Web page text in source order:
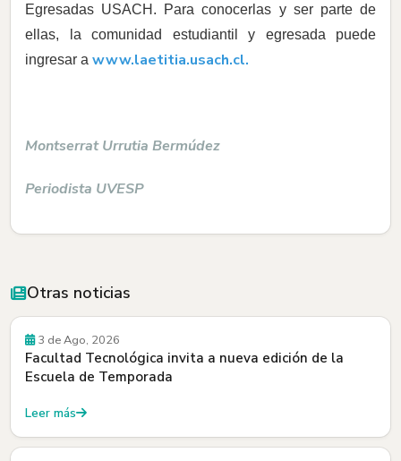
Egresadas USACH. Para conocerlas y ser parte de
ellas, la comunidad estudiantil y egresada puede
ingresar a www.laetitia.usach.cl.
Montserrat Urrutia Bermúdez
Periodista UVESP
Otras noticias
Convocatorias
3 de Ago, 2026
Facultad Tecnológica invita a nueva edición de la
Escuela de Temporada
Leer más